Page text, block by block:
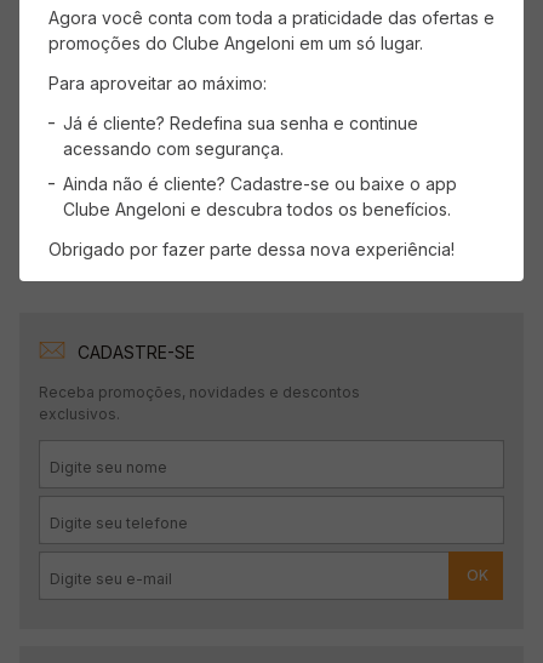
Carregando…
Faça login para escrever uma avaliação.
Mais recentes Todos
Carregando avaliações…
CADASTRE-SE
Receba promoções, novidades e descontos
exclusivos.
OK
Agora você conta com toda a praticidade das ofertas e
promoções do Clube Angeloni em um só lugar.
Para aproveitar ao máximo:
Já é cliente? Redefina sua senha e continue
acessando com segurança.
Ainda não é cliente? Cadastre-se ou baixe o app
Clube Angeloni e descubra todos os benefícios.
Obrigado por fazer parte dessa nova experiência!